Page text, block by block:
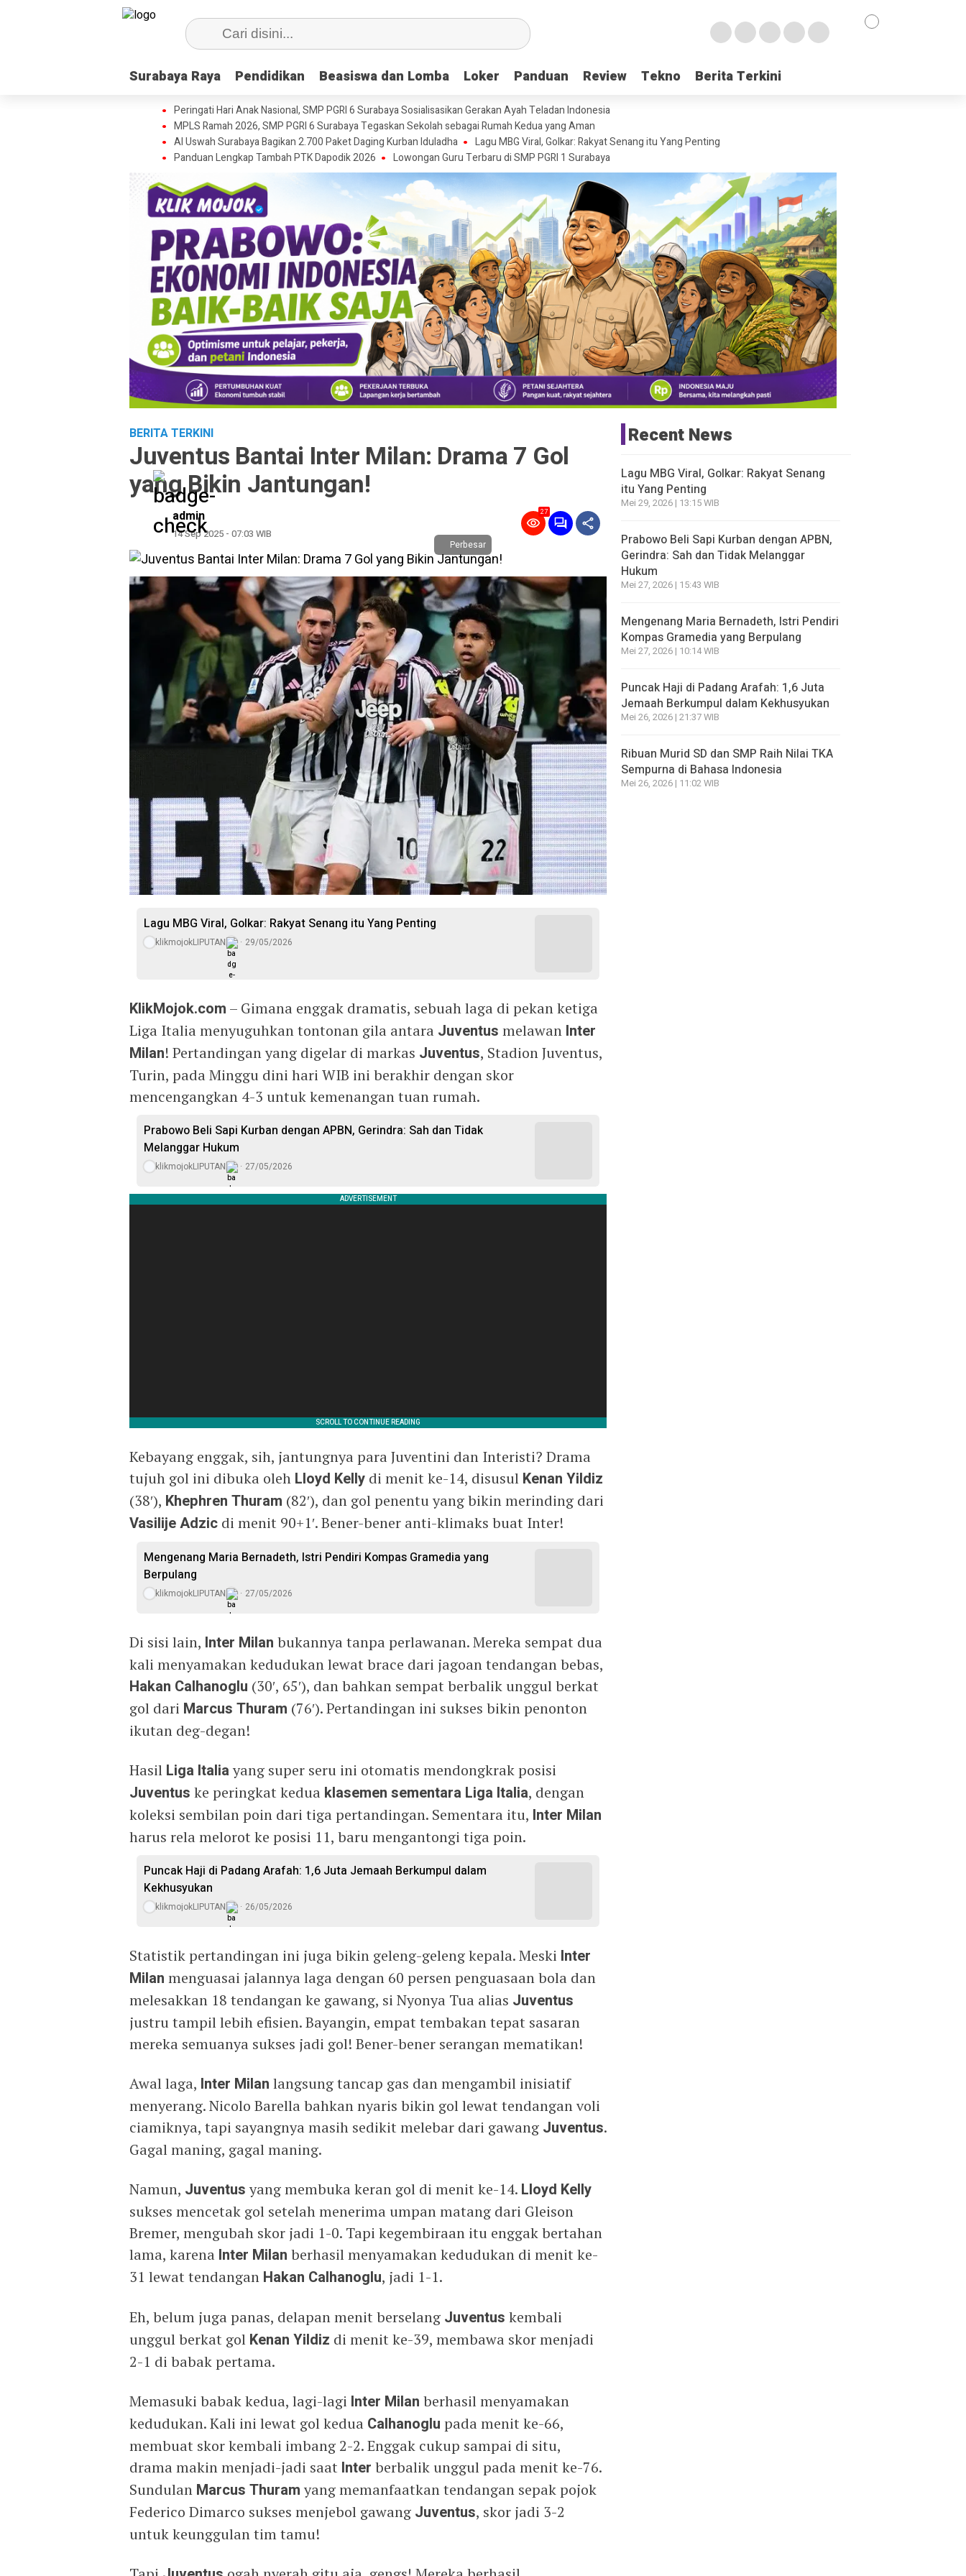
Surabaya Raya Pendidikan Beasiswa dan Lomba Loker Panduan Review Tekno Berita Terkini
Surabaya Raya Pendidikan Beasiswa dan Lomba Loker Panduan Review Tekno Berita Terkini
Peringati Hari Anak Nasional, SMP PGRI 6 Surabaya Sosialisasikan Gerakan Ayah Teladan Indonesia
MPLS Ramah 2026, SMP PGRI 6 Surabaya Tegaskan Sekolah sebagai Rumah Kedua yang Aman
Al Uswah Surabaya Bagikan 2.700 Paket Daging Kurban Iduladha
Lagu MBG Viral, Golkar: Rakyat Senang itu Yang Penting
Panduan Lengkap Tambah PTK Dapodik 2026
Lowongan Guru Terbaru di SMP PGRI 1 Surabaya
BERITA TERKINI
Juventus Bantai Inter Milan: Drama 7 Gol
yang Bikin Jantungan!
admin
14 Sep 2025 - 07:03 WIB
27
Perbesar
Lagu MBG Viral, Golkar: Rakyat Senang itu Yang Penting
klikmojokLIPUTAN 29/05/2026
KlikMojok.com – Gimana enggak dramatis, sebuah laga di pekan ketiga
Liga Italia menyuguhkan tontonan gila antara Juventus melawan Inter
Milan! Pertandingan yang digelar di markas Juventus, Stadion Juventus,
Turin, pada Minggu dini hari WIB ini berakhir dengan skor
mencengangkan 4-3 untuk kemenangan tuan rumah.
Prabowo Beli Sapi Kurban dengan APBN, Gerindra: Sah dan Tidak
Melanggar Hukum
klikmojokLIPUTAN 27/05/2026
Kebayang enggak, sih, jantungnya para Juventini dan Interisti? Drama
tujuh gol ini dibuka oleh Lloyd Kelly di menit ke-14, disusul Kenan Yildiz
(38′), Khephren Thuram (82′), dan gol penentu yang bikin merinding dari
Vasilije Adzic di menit 90+1′. Bener-bener anti-klimaks buat Inter!
Mengenang Maria Bernadeth, Istri Pendiri Kompas Gramedia yang
Berpulang
klikmojokLIPUTAN 27/05/2026
Di sisi lain, Inter Milan bukannya tanpa perlawanan. Mereka sempat dua
kali menyamakan kedudukan lewat brace dari jagoan tendangan bebas,
Hakan Calhanoglu (30′, 65′), dan bahkan sempat berbalik unggul berkat
gol dari Marcus Thuram (76′). Pertandingan ini sukses bikin penonton
ikutan deg-degan!
Hasil Liga Italiayang super seru ini otomatis mendongkrak posisi
Juventus ke peringkat kedua klasemen sementara Liga Italia, dengan
koleksi sembilan poin dari tiga pertandingan. Sementara itu, Inter Milan
harus rela melorot ke posisi 11, baru mengantongi tiga poin.
Puncak Haji di Padang Arafah: 1,6 Juta Jemaah Berkumpul dalam
Kekhusyukan
klikmojokLIPUTAN 26/05/2026
Statistik pertandingan ini juga bikin geleng-geleng kepala. Meski Inter
Milan menguasai jalannya laga dengan 60 persen penguasaan bola dan
melesakkan 18 tendangan ke gawang, si Nyonya Tua alias Juventus
justru tampil lebih efisien. Bayangin, empat tembakan tepat sasaran
mereka semuanya sukses jadi gol! Bener-bener serangan mematikan!
Awal laga, Inter Milan langsung tancap gas dan mengambil inisiatif
menyerang. Nicolo Barella bahkan nyaris bikin gol lewat tendangan voli
ciamiknya, tapi sayangnya masih sedikit melebar dari gawang Juventus.
Gagal maning, gagal maning.
Namun, Juventusyang membuka keran gol di menit ke-14. Lloyd Kelly
sukses mencetak gol setelah menerima umpan matang dari Gleison
Bremer, mengubah skor jadi 1-0. Tapi kegembiraan itu enggak bertahan
lama, karena Inter Milan berhasil menyamakan kedudukan di menit ke-
31 lewat tendangan Hakan Calhanoglu, jadi 1-1.
Eh, belum juga panas, delapan menit berselang Juventus kembali
unggul berkat gol Kenan Yildiz di menit ke-39, membawa skor menjadi
2-1 di babak pertama.
Memasuki babak kedua, lagi-lagi Inter Milan berhasil menyamakan
kedudukan. Kali ini lewat gol kedua Calhanoglu pada menit ke-66,
membuat skor kembali imbang 2-2. Enggak cukup sampai di situ,
drama makin menjadi-jadi saat Inter berbalik unggul pada menit ke-76.
Sundulan Marcus Thuramyang memanfaatkan tendangan sepak pojok
Federico Dimarco sukses menjebol gawang Juventus, skor jadi 3-2
untuk keunggulan tim tamu!
Recent News
Lagu MBG Viral, Golkar: Rakyat Senang
itu Yang Penting
Mei 29, 2026 | 13:15 WIB
Prabowo Beli Sapi Kurban dengan APBN,
Gerindra: Sah dan Tidak Melanggar
Hukum
Mei 27, 2026 | 15:43 WIB
Mengenang Maria Bernadeth, Istri Pendiri
Kompas Gramedia yang Berpulang
Mei 27, 2026 | 10:14 WIB
Puncak Haji di Padang Arafah: 1,6 Juta
Jemaah Berkumpul dalam Kekhusyukan
Mei 26, 2026 | 21:37 WIB
Ribuan Murid SD dan SMP Raih Nilai TKA
Sempurna di Bahasa Indonesia
Mei 26, 2026 | 11:02 WIB